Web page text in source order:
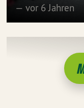
— vor 6 Jahren